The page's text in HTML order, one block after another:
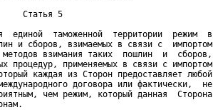
Статья 5
единой  таможенной  территории  режим  в
и сборов, взимаемых в связи с  импортом
взимания таких  пошлин  и  сборов,
процедур, применяемых в связи с импортом
каждая из Сторон предоставляет любой
договора или фактически,  не
чем режим, который данная  Сторона